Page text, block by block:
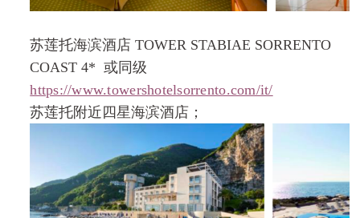
苏莲托海滨酒店 TOWER STABIAE SORRENTO
COAST 4*或同级
https://www.towershotelsorrento.com/it/
苏莲托附近四星海滨酒店；